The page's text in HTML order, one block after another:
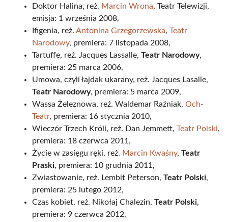
Doktor Halina, reż. Marcin Wrona, Teatr Telewizji,
emisja: 1 września 2008,
Ifigenia, reż. Antonina Grzegorzewska, Teatr
Narodowy, premiera: 7 listopada 2008,
Tartuffe, reż. Jacques Lassalle, Teatr Narodowy,
premiera: 25 marca 2006,
Umowa, czyli łajdak ukarany, reż. Jacques Lasalle,
Teatr Narodowy, premiera: 5 marca 2009,
Wassa Żeleznowa, reż. Waldemar Raźniak, Och-
Teatr, premiera: 16 stycznia 2010,
Wieczór Trzech Króli, reż. Dan Jemmett, Teatr Polski,
premiera: 18 czerwca 2011,
Życie w zasięgu ręki, reż. Marcin Kwaśny, Teatr
Praski, premiera: 10 grudnia 2011,
Zwiastowanie, reż. Lembit Peterson, Teatr Polski,
premiera: 25 lutego 2012,
Czas kobiet, reż. Nikołaj Chalezin, Teatr Polski,
premiera: 9 czerwca 2012,